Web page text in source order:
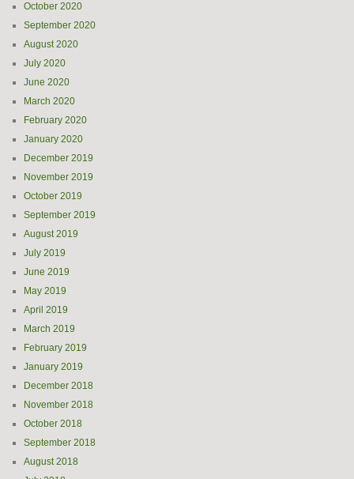
October 2020
September 2020
August 2020
July 2020
June 2020
March 2020
February 2020
January 2020
December 2019
November 2019
October 2019
September 2019
August 2019
July 2019
June 2019
May 2019
April 2019
March 2019
February 2019
January 2019
December 2018
November 2018
October 2018
September 2018
August 2018